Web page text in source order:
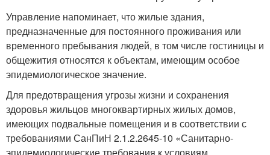
Управление напоминает, что жилые здания,
предназначенные для постоянного проживания или
временного пребывания людей, в том числе гостиницы и
общежития относятся к объектам, имеющим особое
эпидемиологическое значение.
Для предотвращения угрозы жизни и сохранения
здоровья жильцов многоквартирных жилых домов,
имеющих подвальные помещения и в соответствии с
требованиями СанПиН 2.1.2.2645-10 «Санитарно-